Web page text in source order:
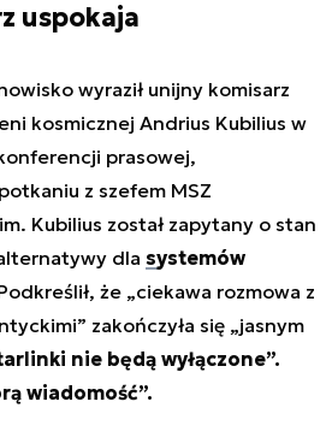
uspokaja
wyraził unijny komisarz
kosmicznej Andrius Kubilius w
prasowej,
z szefem MSZ
Kubilius został zapytany o stan
dla systemów
że „ciekawa rozmowa z
zakończyła się „jasnym
nie będą wyłączone”.
wiadomość”.